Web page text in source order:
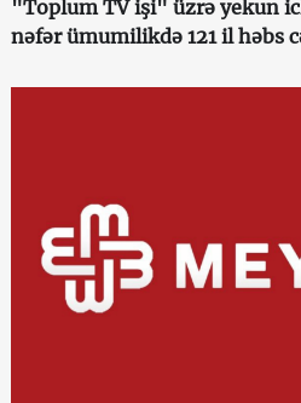
"Toplum TV işi" üzrə yekun
nəfər ümumilikdə 121 il həbs